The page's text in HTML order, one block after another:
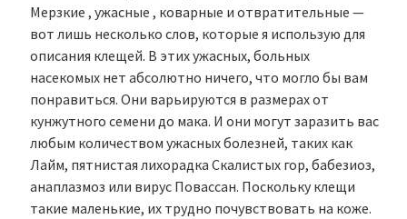
Мерзкие , ужасные , коварные и отвратительные —
вот лишь несколько слов, которые я использую для
описания клещей. В этих ужасных, больных
насекомых нет абсолютно ничего, что могло бы вам
понравиться. Они варьируются в размерах от
кунжутного семени до мака. И они могут заразить вас
любым количеством ужасных болезней, таких как
Лайм, пятнистая лихорадка Скалистых гор, бабезиоз,
анаплазмоз или вирус Повассан. Поскольку клещи
такие маленькие, их трудно почувствовать на коже.